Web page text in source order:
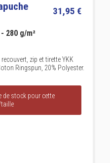
31,95 €
280 g/m²
zip et tirette YKK
Ringspun, 20% Polyester.
de stock pour cette